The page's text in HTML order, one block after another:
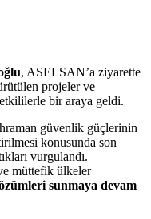
, ASELSAN’a ziyarette
projeler ve
bir araya geldi.
güvenlik güçlerinin
konusunda son
vurgulandı.
müttefik ülkeler
sunmaya devam